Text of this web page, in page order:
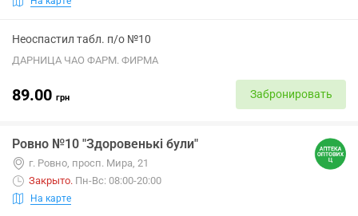
Неоспастил табл. п/о №10
ДАРНИЦА ЧАО ФАРМ. ФИРМА
89.00 грн Забронировать
Ровно №10 "Здоровенькі були"
г. Ровно, просп. Мира, 21
Закрыто. Пн-Вс: 08:00-20:00
На карте